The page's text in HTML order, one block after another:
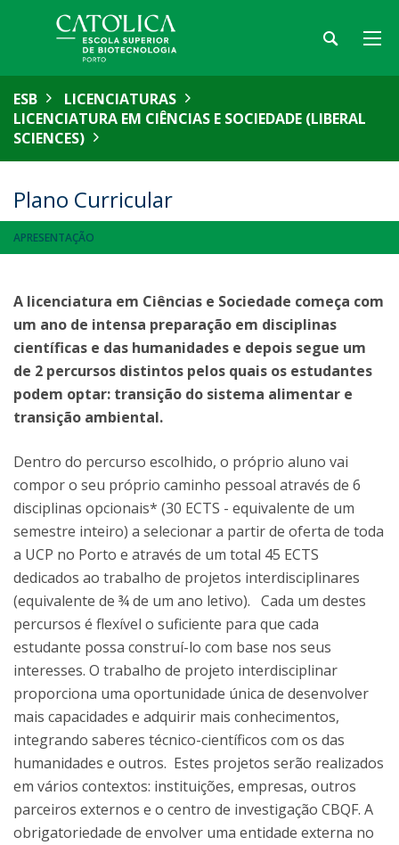
ESB
LICENCIATURAS
LICENCIATURA EM CIÊNCIAS E SOCIEDADE (LIBERAL
SCIENCES)
Plano Curricular
APRESENTAÇÃO
A licenciatura em Ciências e Sociedade começa com
um ano de intensa preparação em disciplinas
científicas e das humanidades e depois segue um
de 2 percursos distintos pelos quais os estudantes
podem optar: transição do sistema alimentar e
transição ambiental.
Dentro do percurso escolhido, o próprio aluno vai
compor o seu próprio caminho pessoal através de 6
disciplinas opcionais* (30 ECTS - equivalente de um
semestre inteiro) a selecionar a partir de oferta de toda
a UCP no Porto e através de um total 45 ECTS
dedicados ao trabalho de projetos interdisciplinares
(equivalente de ¾ de um ano letivo). Cada um destes
percursos é flexível o suficiente para que cada
estudante possa construí-lo com base nos seus
interesses. O trabalho de projeto interdisciplinar
proporciona uma oportunidade única de desenvolver
mais capacidades e adquirir mais conhecimentos,
integrando saberes técnico-científicos com os das
humanidades e outros. Estes projetos serão realizados
em vários contextos: instituições, empresas, outros
parceiros externos e o centro de investigação CBQF. A
obrigatoriedade de envolver uma entidade externa no